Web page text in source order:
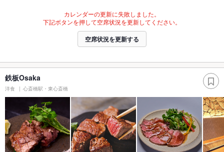
カレンダーの更新に失敗しました。
下記ボタンを押して空席状況を更新してください。
空席状況を更新する
鉄板Osaka
洋食 心斎橋駅・東心斎橋